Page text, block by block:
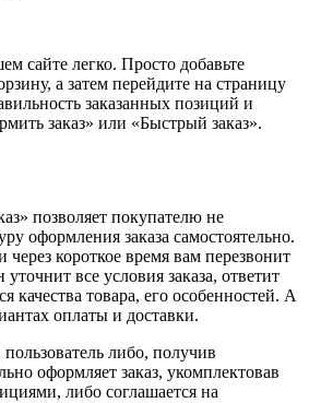
сайте легко. Просто добавьте
а затем перейдите на страницу
заказанных позиций и
заказ» или «Быстрый заказ».
позволяет покупателю не
оформления заказа самостоятельно.
короткое время вам перезвонит
все условия заказа, ответит
качества товара, его особенностей. А
оплаты и доставки.
либо, получив
оформляет заказ, укомплектовав
либо соглашается на